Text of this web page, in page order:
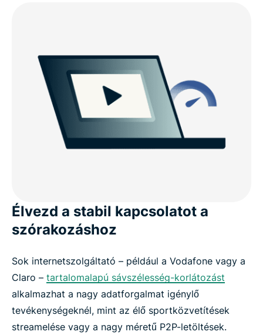
Élvezd a stabil kapcsolatot a
szórakozáshoz
Sok internetszolgáltató – például a Vodafone vagy a
Claro – tartalomalapú sávszélesség-korlátozást
alkalmazhat a nagy adatforgalmat igénylő
tevékenységeknél, mint az élő sportközvetítések
streamelése vagy a nagy méretű P2P-letöltések.